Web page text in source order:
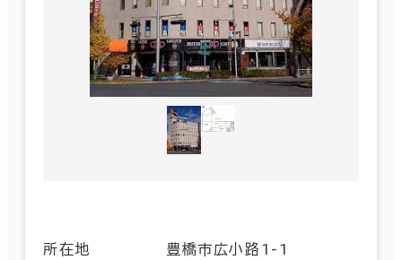
所在地 豊橋市広小路1-1